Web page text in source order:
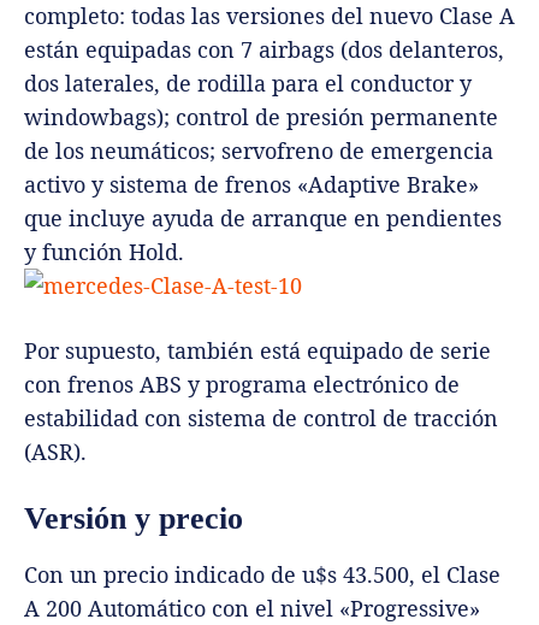
completo: todas las versiones del nuevo Clase A
están equipadas con 7 airbags (dos delanteros,
dos laterales, de rodilla para el conductor y
windowbags); control de presión permanente
de los neumáticos; servofreno de emergencia
activo y sistema de frenos «Adaptive Brake»
que incluye ayuda de arranque en pendientes
y función Hold.
Por supuesto, también está equipado de serie
con frenos ABS y programa electrónico de
estabilidad con sistema de control de tracción
(ASR).
Versión y precio
Con un precio indicado de u$s 43.500, el Clase
A 200 Automático con el nivel «Progressive»